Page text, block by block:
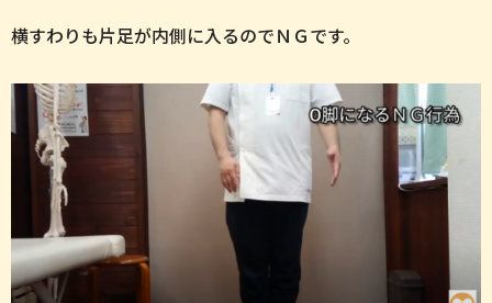
横すわりも片足が内側に入るのでＮＧです。